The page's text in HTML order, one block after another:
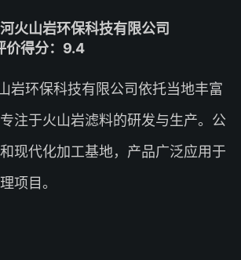
火山岩环保科技有限公司
得分：9.4
岩环保科技有限公司依托当地丰富
注于火山岩滤料的研发与生产。公
现代化加工基地，产品广泛应用于
项目。